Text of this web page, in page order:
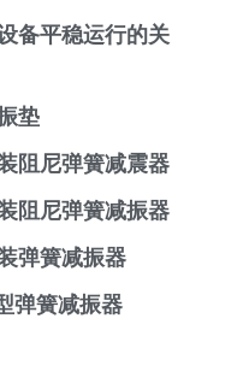
备平稳运行的关
垫
阻尼弹簧减震器
阻尼弹簧减振器
弹簧减振器
弹簧减振器